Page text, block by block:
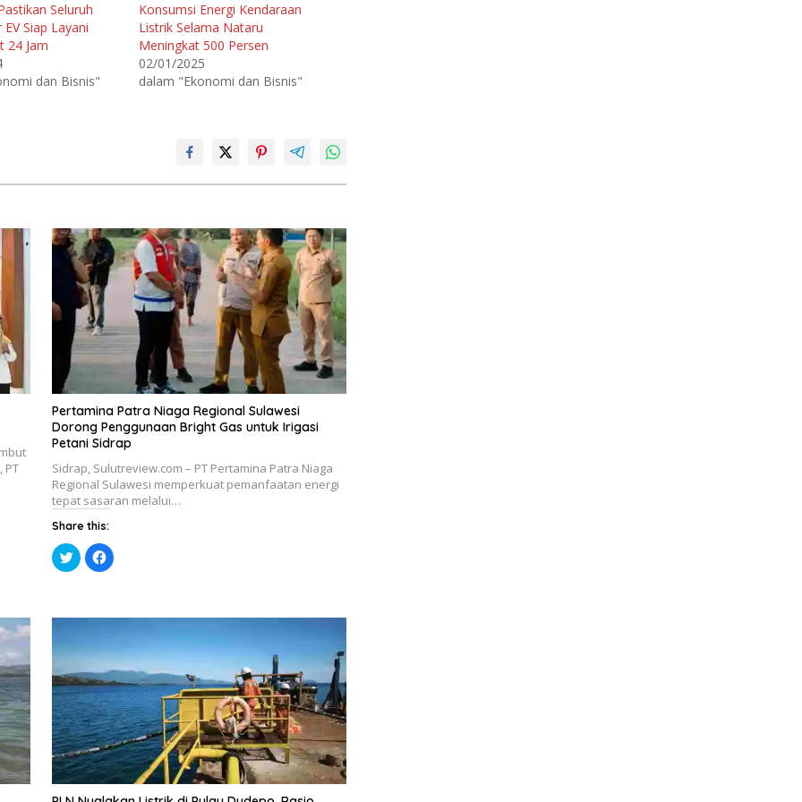
Seluruh
Siap Layani
24 Jam
dan Bisnis"
Konsumsi Energi Kendaraan
Listrik Selama Nataru
Meningkat 500 Persen
02/01/2025
dalam "Ekonomi dan Bisnis"
PT
Pertamina Patra Niaga Regional Sulawesi
Dorong Penggunaan Bright Gas untuk Irigasi
Petani Sidrap
Sidrap, Sulutreview.com – PT Pertamina Patra Niaga
Regional Sulawesi memperkuat pemanfaatan energi
tepat sasaran melalui…
Share this:
K
l
t
b
r
b
a
g
p
a
d
a
T
w
K
l
t
m
e
m
b
a
g
i
k
a
n
d
i
F